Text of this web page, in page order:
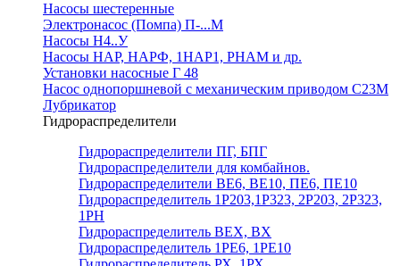
Насосы шестеренные
Электронасос (Помпа) П-...М
Насосы Н4..У
Насосы НАР, НАРФ, 1НАР1, РНАМ и др.
Установки насосные Г 48
Насос однопоршневой с механическим приводом С23М
Лубрикатор
Гидрораспределители
Гидрораспределители ПГ, БПГ
Гидрораспределители для комбайнов.
Гидрораспределители ВЕ6, ВЕ10, ПЕ6, ПЕ10
Гидрораспределитель 1Р203,1Р323, 2Р203, 2Р323,
1РН
Гидрораспределитель ВЕХ, ВХ
Гидрораспределитель 1РЕ6, 1РЕ10